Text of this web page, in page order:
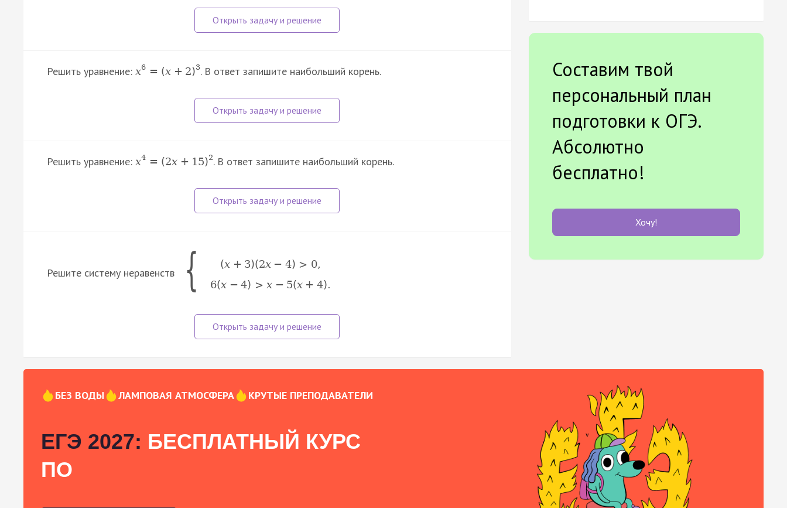
Решить уравнение: x6 = (x + 2)3. В ответ запишите наибольший корень.
Решить уравнение: x4 = (2x + 15)2. В ответ запишите наибольший корень.
Решите систему неравенств { (x + 3)(2x − 4) > 0,
6(x − 4) > x − 5(x + 4).
Составим твой
персональный план
подготовки к ОГЭ.
Абсолютно
бесплатно!
Хочу!
БЕЗ ВОДЫ ЛАМПОВАЯ АТМОСФЕРА КРУТЫЕ ПРЕПОДАВАТЕЛИ
ЕГЭ 2027: БЕСПЛАТНЫЙ КУРС
ПО